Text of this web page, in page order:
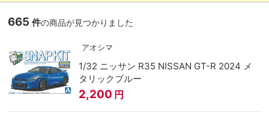
665 件の商品が見つかりました
アオシマ
1/32 ニッサン R35 NISSAN GT-R 2024 メ
タリックブルー
2,200 円